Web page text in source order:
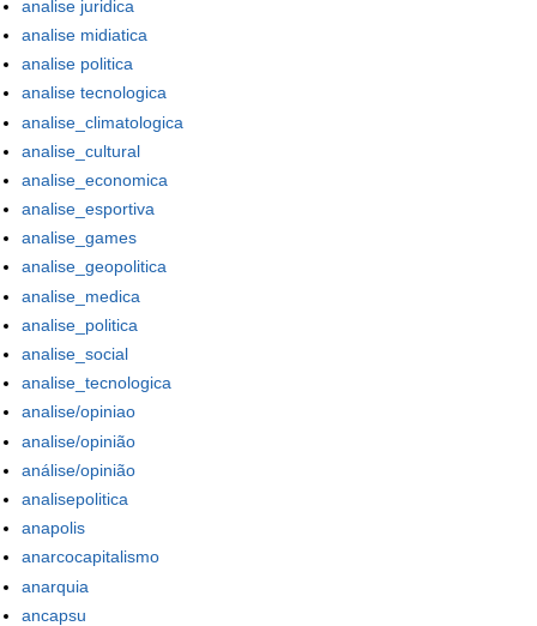
analise juridica
analise midiatica
analise politica
analise tecnologica
analise_climatologica
analise_cultural
analise_economica
analise_esportiva
analise_games
analise_geopolitica
analise_medica
analise_politica
analise_social
analise_tecnologica
analise/opiniao
analise/opinião
análise/opinião
analisepolitica
anapolis
anarcocapitalismo
anarquia
ancapsu